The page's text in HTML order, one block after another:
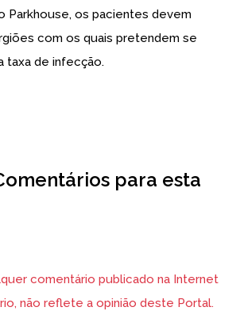
Parkhouse, os pacientes devem
com os quais pretendem se
taxa de infecção.
para esta
comentário publicado na Internet
não reflete a opinião deste Portal.